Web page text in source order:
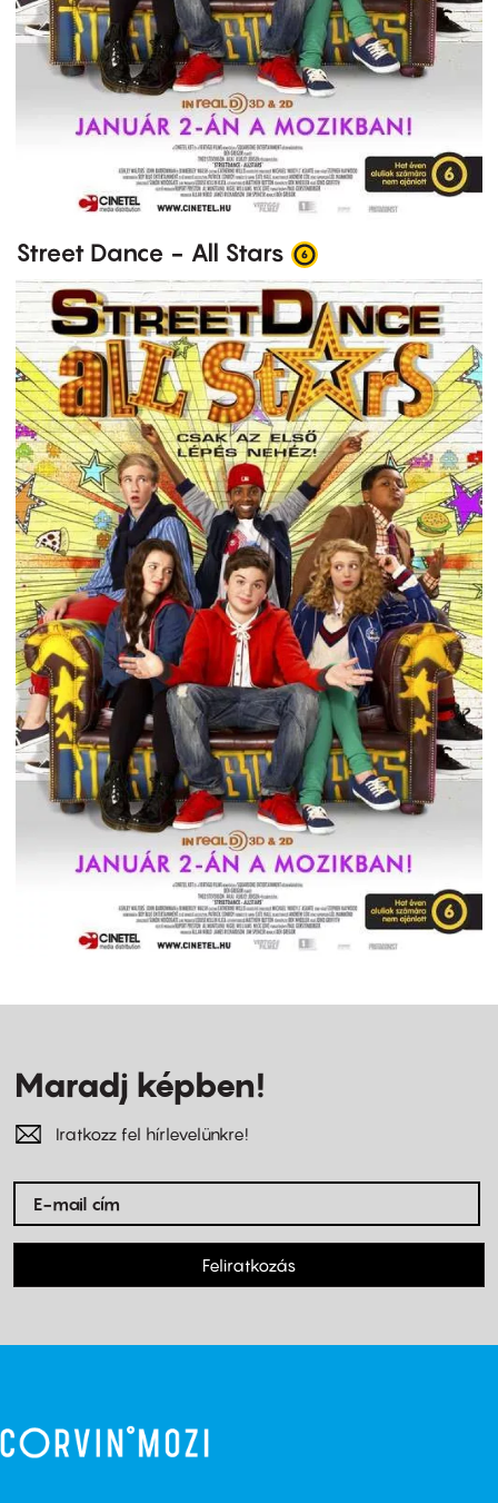
Street Dance - All Stars
Maradj képben!
Iratkozz fel hírlevelünkre!
Feliratkozás